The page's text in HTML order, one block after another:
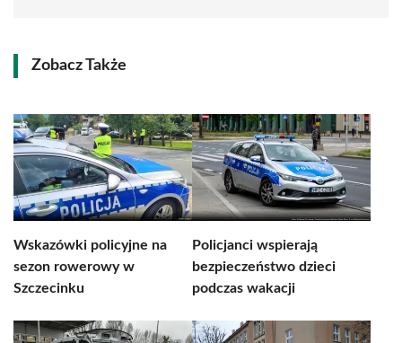
Zobacz Także
Wskazówki policyjne na
sezon rowerowy w
Szczecinku
Policjanci wspierają
bezpieczeństwo dzieci
podczas wakacji